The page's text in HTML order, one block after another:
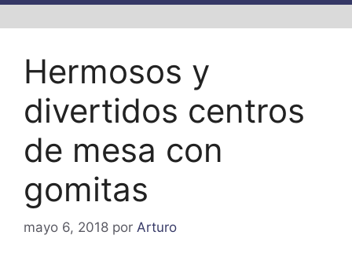
Hermosos y
divertidos centros
de mesa con
gomitas
mayo 6, 2018 por Arturo